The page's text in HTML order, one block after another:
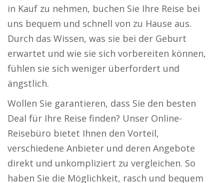
in Kauf zu nehmen, buchen Sie Ihre Reise bei
uns bequem und schnell von zu Hause aus.
Durch das Wissen, was sie bei der Geburt
erwartet und wie sie sich vorbereiten können,
fühlen sie sich weniger überfordert und
ängstlich.
Wollen Sie garantieren, dass Sie den besten
Deal für Ihre Reise finden? Unser Online-
Reisebüro bietet Ihnen den Vorteil,
verschiedene Anbieter und deren Angebote
direkt und unkompliziert zu vergleichen. So
haben Sie die Möglichkeit, rasch und bequem